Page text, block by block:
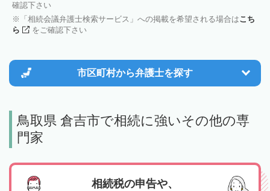
確認下さい
「相続会議弁護士検索サービス」への掲載を希望される場合はこち
ら
をご確認下さい
市区町村から弁護士を探す
鳥取県 倉吉市で相続に強いその他の専
門家
相続税の申告や、